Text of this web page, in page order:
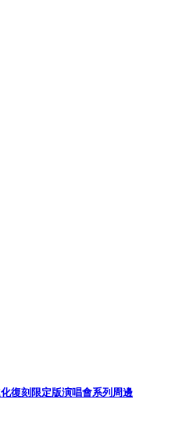
復刻限定版演唱會系列周邊